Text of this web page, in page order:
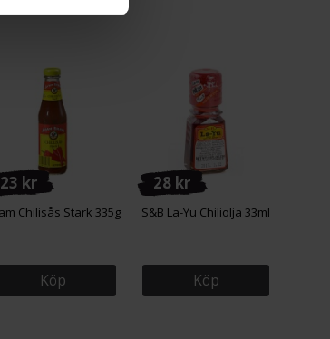
23 kr
Chilisås Stark 335g
Köp
28 kr
S&B La-Yu Chiliolja 33ml
Köp